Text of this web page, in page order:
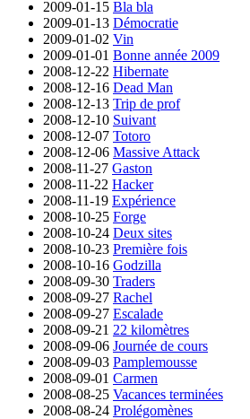
2009-01-15 Bla bla
2009-01-13 Démocratie
2009-01-02 Vin
2009-01-01 Bonne année 2009
2008-12-22 Hibernate
2008-12-16 Dead Man
2008-12-13 Trip de prof
2008-12-10 Suivant
2008-12-07 Totoro
2008-12-06 Massive Attack
2008-11-27 Gaston
2008-11-22 Hacker
2008-11-19 Expérience
2008-10-25 Forge
2008-10-24 Deux sites
2008-10-23 Première fois
2008-10-16 Godzilla
2008-09-30 Traders
2008-09-27 Rachel
2008-09-27 Escalade
2008-09-21 22 kilomètres
2008-09-06 Journée de cours
2008-09-03 Pamplemousse
2008-09-01 Carmen
2008-08-25 Vacances terminées
2008-08-24 Prolégomènes